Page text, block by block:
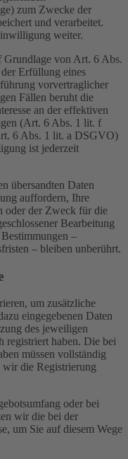
zum Zwecke der
und verarbeitet.
weiter.
Grundlage von Art. 6 Abs.
Erfüllung eines
vorvertraglicher
Fällen beruht die
an der effektiven
(Art. 6 Abs. 1 lit. f
6 Abs. 1 lit. a DSGVO)
ist jederzeit
übersandten Daten
auffordern, Ihre
oder der Zweck für die
Bearbeitung
–
– bleiben unberührt.
um zusätzliche
eingegebenen Daten
des jeweiligen
registriert haben. Die bei
müssen vollständig
wir die Registrierung
oder bei
wir die bei der
um Sie auf diesem Wege